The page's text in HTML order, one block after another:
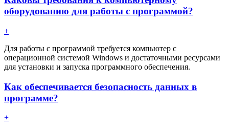
оборудованию для работы с программой?
+
Для работы с программой требуется компьютер с
операционной системой Windows и достаточными ресурсами
для установки и запуска программного обеспечения.
Как обеспечивается безопасность данных в
программе?
+